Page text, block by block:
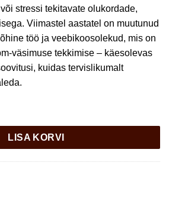
stressi tekitavate olukordade,
Viimastel aastatel on muutunud
töö ja veebikoosolekud, mis on
väsimuse tekkimise – käesolevas
kuidas tervislikumalt
LISA KORVI